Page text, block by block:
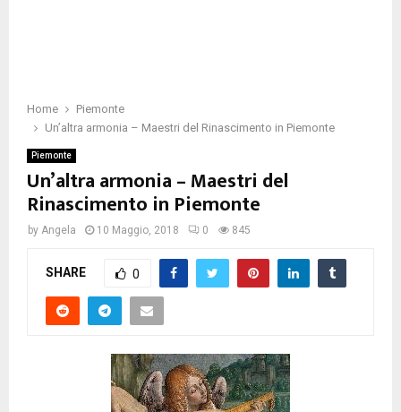
Home
Piemonte
Un’altra armonia – Maestri del Rinascimento in Piemonte
Piemonte
Un’altra armonia – Maestri del
Rinascimento in Piemonte
by Angela 10 Maggio, 2018 0 845
SHARE 0